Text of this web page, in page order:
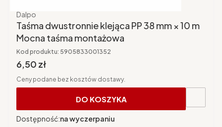
Producent
Dalpo
Taśma dwustronnie klejąca PP 38 mm × 10 m
Mocna taśma montażowa
Kod produktu: 5905833001352
Cena brutto
6,50 zł
Ceny podane bez kosztów dostawy.
DO KOSZYKA
Dostępność:na wyczerpaniu